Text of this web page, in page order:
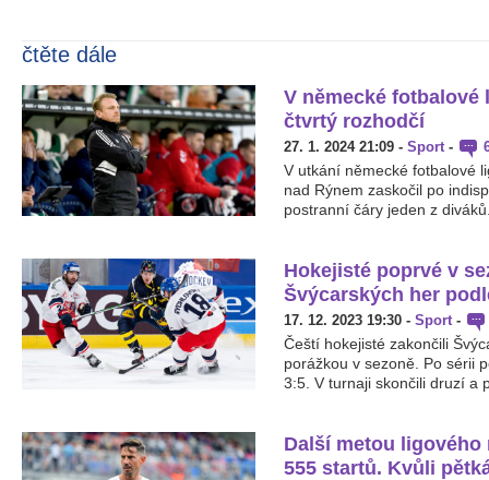
čtěte dále
V německé fotbalové
čtvrtý rozhodčí
27. 1. 2024 21:09 - Sport -
V utkání německé fotbalové
nad Rýnem zaskočil po
postranní čáry jeden z
Hokejisté poprvé v
Švýcarských her
17. 12. 2023 19:30 - Sport -
Čeští hokejisté zakončili
porážkou v sezoně. Po sérii
3:5. V turnaji skončili druzí a
Další metou ligového
555 startů. Kvůli